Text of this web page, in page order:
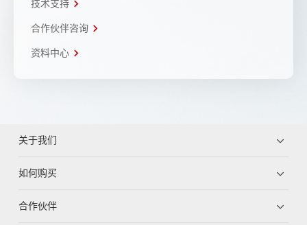
技术支持
合作伙伴咨询
资料中心
关于我们
如何购买
合作伙伴